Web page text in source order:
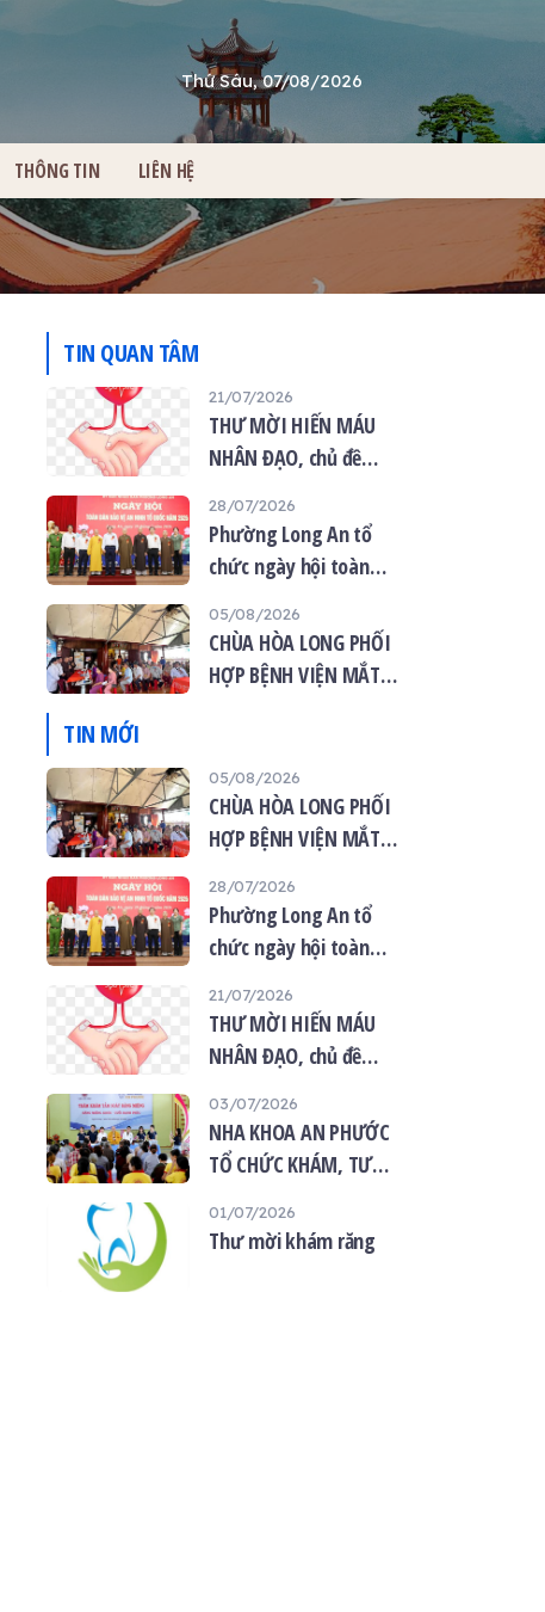
Thứ Sáu, 07/08/2026
THÔNG TIN LIÊN HỆ
TIN QUAN TÂM
21/07/2026
THƯ MỜI HIẾN MÁU
NHÂN ĐẠO, chủ đề
mùa Vu lan”
28/07/2026
Phường Long An tổ
chức ngày hội toàn
quốc năm 2026
05/08/2026
CHÙA HÒA LONG PHỐI
HỢP BỆNH VIỆN MẮT
NGƯỜI DÂN
TIN MỚI
05/08/2026
CHÙA HÒA LONG PHỐI
HỢP BỆNH VIỆN MẮT
MẮT MIỄN PHÍ CHO 120
NGƯỜI DÂN
28/07/2026
Phường Long An tổ
chức ngày hội toàn
quốc năm 2026
21/07/2026
THƯ MỜI HIẾN MÁU
NHÂN ĐẠO, chủ đề
mùa Vu lan”
03/07/2026
NHA KHOA AN PHƯỚC
TỔ CHỨC KHÁM, TƯ
MIỆNG MIỄN PHÍ TẠI
01/07/2026
Thư mời khám răng